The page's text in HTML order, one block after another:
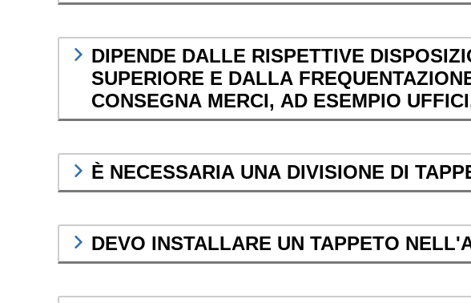
DIPENDE DALLE RISPETTIVE
SUPERIORE E DALLA
CONSEGNA MERCI, AD ESEMPIO
È NECESSARIA UNA DIVISIONE DI
DEVO INSTALLARE UN TAPPETO